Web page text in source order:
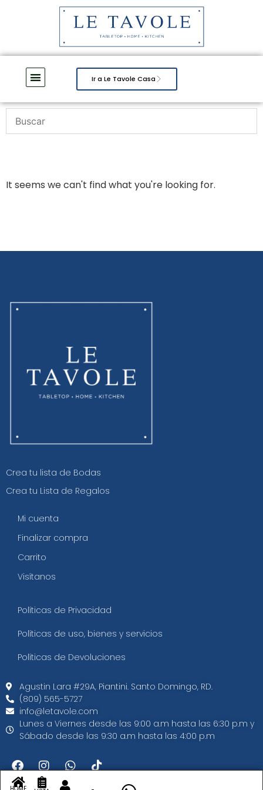
Ir a Le Tavole Casa
It seems we can't find what you're looking for.
Crea tu lista de Bodas
Crea tu Lista de Regalos
Mi cuenta
Finalizar compra
Carrito
Visítanos
Políticas de Privacidad
Políticas de uso, bienes y servicios
Políticas de Devoluciones
Agustin Lara #29A, Piantini. Santo Domingo, RD.​
(809) 565-5727
info@letavole.com
Lunes a Viernes desde las 9:00 a.m hasta las 6:30 p.m y
Sábado desde las 9:30 a.m hasta las 4:00 p.m